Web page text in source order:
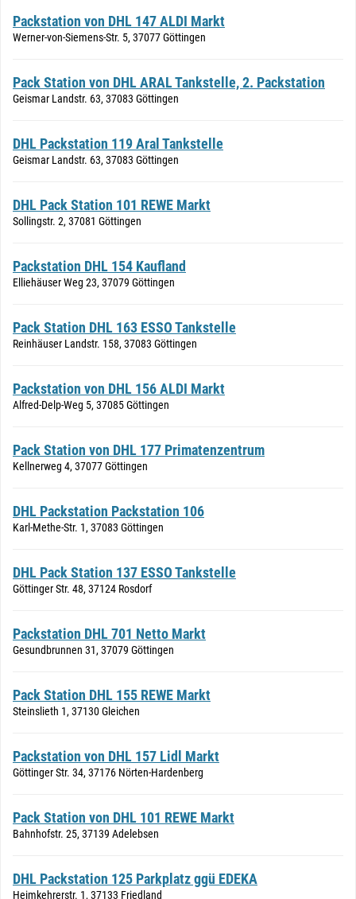
Packstation von DHL 147 ALDI Markt
Werner-von-Siemens-Str. 5, 37077 Göttingen
Pack Station von DHL ARAL Tankstelle, 2. Packstation
Geismar Landstr. 63, 37083 Göttingen
DHL Packstation 119 Aral Tankstelle
Geismar Landstr. 63, 37083 Göttingen
DHL Pack Station 101 REWE Markt
Sollingstr. 2, 37081 Göttingen
Packstation DHL 154 Kaufland
Elliehäuser Weg 23, 37079 Göttingen
Pack Station DHL 163 ESSO Tankstelle
Reinhäuser Landstr. 158, 37083 Göttingen
Packstation von DHL 156 ALDI Markt
Alfred-Delp-Weg 5, 37085 Göttingen
Pack Station von DHL 177 Primatenzentrum
Kellnerweg 4, 37077 Göttingen
DHL Packstation Packstation 106
Karl-Methe-Str. 1, 37083 Göttingen
DHL Pack Station 137 ESSO Tankstelle
Göttinger Str. 48, 37124 Rosdorf
Packstation DHL 701 Netto Markt
Gesundbrunnen 31, 37079 Göttingen
Pack Station DHL 155 REWE Markt
Steinslieth 1, 37130 Gleichen
Packstation von DHL 157 Lidl Markt
Göttinger Str. 34, 37176 Nörten-Hardenberg
Pack Station von DHL 101 REWE Markt
Bahnhofstr. 25, 37139 Adelebsen
DHL Packstation 125 Parkplatz ggü EDEKA
Heimkehrerstr. 1, 37133 Friedland